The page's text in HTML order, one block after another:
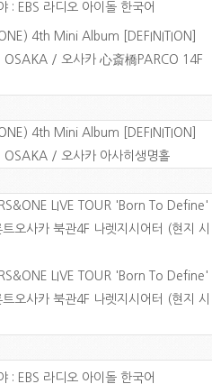
: EBS 라디오 아이돌 한국어
4th Mini Album [DEFINITION]
OSAKA / 오사카 心斎橋PARCO 14F
4th Mini Album [DEFINITION]
OSAKA / 오사카 아사히생명홀
LIVE TOUR 'Born To Define'
오사카 북관4F 나렛지시어터 (현지 시
LIVE TOUR 'Born To Define'
오사카 북관4F 나렛지시어터 (현지 시
: EBS 라디오 아이돌 한국어